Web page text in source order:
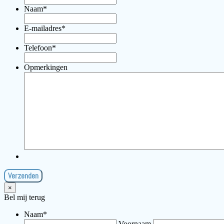
Naam*
E-mailadres*
Telefoon*
Opmerkingen
×
Bel mij terug
Naam*